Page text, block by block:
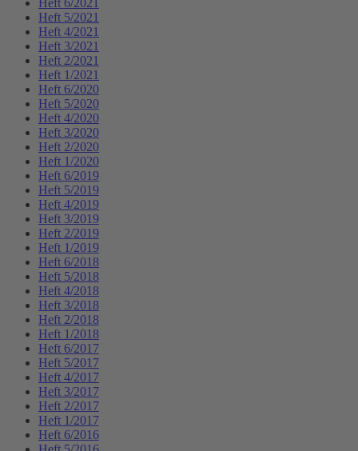
Heft 6/2021
Heft 5/2021
Heft 4/2021
Heft 3/2021
Heft 2/2021
Heft 1/2021
Heft 6/2020
Heft 5/2020
Heft 4/2020
Heft 3/2020
Heft 2/2020
Heft 1/2020
Heft 6/2019
Heft 5/2019
Heft 4/2019
Heft 3/2019
Heft 2/2019
Heft 1/2019
Heft 6/2018
Heft 5/2018
Heft 4/2018
Heft 3/2018
Heft 2/2018
Heft 1/2018
Heft 6/2017
Heft 5/2017
Heft 4/2017
Heft 3/2017
Heft 2/2017
Heft 1/2017
Heft 6/2016